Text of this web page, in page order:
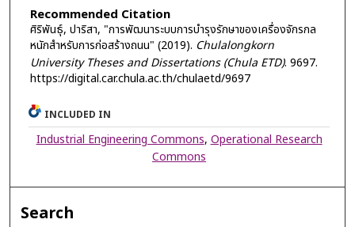
Recommended Citation
ศิริพันธุ์, ปาริสา, "การพัฒนาระบบการบำรุงรักษาของเครื่องจักรกล
หนักสำหรับการก่อสร้างถนน" (2019). Chulalongkorn
University Theses and Dissertations (Chula ETD). 9697.
https://digital.car.chula.ac.th/chulaetd/9697
INCLUDED IN
Industrial Engineering Commons, Operational Research
Commons
Search